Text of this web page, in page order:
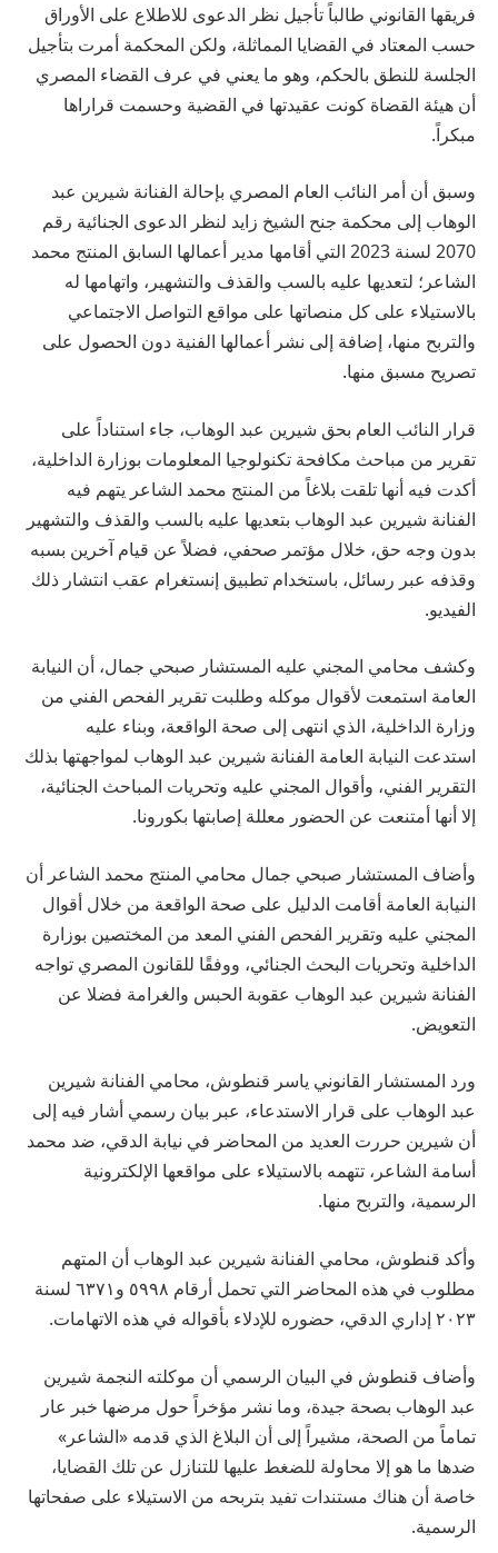
فريقها القانوني طالباً تأجيل نظر الدعوى للاطلاع على الأوراق
حسب المعتاد في القضايا المماثلة، ولكن المحكمة أمرت بتأجيل
الجلسة للنطق بالحكم، وهو ما يعني في عرف القضاء المصري
أن هيئة القضاة كونت عقيدتها في القضية وحسمت قراراها
مبكراً.
وسبق أن أمر النائب العام المصري بإحالة الفنانة شيرين عبد
الوهاب إلى محكمة جنح الشيخ زايد لنظر الدعوى الجنائية رقم
2070 لسنة 2023 التي أقامها مدير أعمالها السابق المنتج محمد
الشاعر؛ لتعديها عليه بالسب والقذف والتشهير، واتهامها له
بالاستيلاء على كل منصاتها على مواقع التواصل الاجتماعي
والتربح منها، إضافة إلى نشر أعمالها الفنية دون الحصول على
تصريح مسبق منها.
قرار النائب العام بحق شيرين عبد الوهاب، جاء استناداً على
تقرير من مباحث مكافحة تكنولوجيا المعلومات بوزارة الداخلية،
أكدت فيه أنها تلقت بلاغاً من المنتج محمد الشاعر يتهم فيه
الفنانة شيرين عبد الوهاب بتعديها عليه بالسب والقذف والتشهير
بدون وجه حق، خلال مؤتمر صحفي، فضلاً عن قيام آخرين بسبه
وقذفه عبر رسائل، باستخدام تطبيق إنستغرام عقب انتشار ذلك
الفيديو.
وكشف محامي المجني عليه المستشار صبحي جمال، أن النيابة
العامة استمعت لأقوال موكله وطلبت تقرير الفحص الفني من
وزارة الداخلية، الذي انتهى إلى صحة الواقعة، وبناء عليه
استدعت النيابة العامة الفنانة شيرين عبد الوهاب لمواجهتها بذلك
التقرير الفني، وأقوال المجني عليه وتحريات المباحث الجنائية،
إلا أنها أمتنعت عن الحضور معللة إصابتها بكورونا.
وأضاف المستشار صبحي جمال محامي المنتج محمد الشاعر أن
النيابة العامة أقامت الدليل على صحة الواقعة من خلال أقوال
المجني عليه وتقرير الفحص الفني المعد من المختصين بوزارة
الداخلية وتحريات البحث الجنائي، ووفقًا للقانون المصري تواجه
الفنانة شيرين عبد الوهاب عقوبة الحبس والغرامة فضلا عن
التعويض.
ورد المستشار القانوني ياسر قنطوش، محامي الفنانة شيرين
عبد الوهاب على قرار الاستدعاء، عبر بيان رسمي أشار فيه إلى
أن شيرين حررت العديد من المحاضر في نيابة الدقي، ضد محمد
أسامة الشاعر، تتهمه بالاستيلاء على مواقعها الإلكترونية
الرسمية، والتربح منها.
وأكد قنطوش، محامي الفنانة شيرين عبد الوهاب أن المتهم
مطلوب في هذه المحاضر التي تحمل أرقام ٥٩٩٨ و٦٣٧١ لسنة
٢٠٢٣ إداري الدقي، حضوره للإدلاء بأقواله في هذه الاتهامات.
وأضاف قنطوش في البيان الرسمي أن موكلته النجمة شيرين
عبد الوهاب بصحة جيدة، وما نشر مؤخراً حول مرضها خبر عار
تماماً من الصحة، مشيراً إلى أن البلاغ الذي قدمه «الشاعر»
ضدها ما هو إلا محاولة للضغط عليها للتنازل عن تلك القضايا،
خاصة أن هناك مستندات تفيد بتربحه من الاستيلاء على صفحاتها
الرسمية.